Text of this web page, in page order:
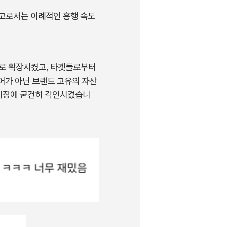
로서는 이례적인 흥행 속도
확장시켰고, 타겟들로부터
가 아닌 브랜드 고유의 자산
에 굳건히 각인시켰습니